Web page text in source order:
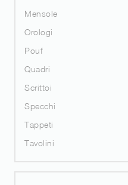
Mensole
Orologi
Pouf
Quadri
Scrittoi
Specchi
Tappeti
Tavolini